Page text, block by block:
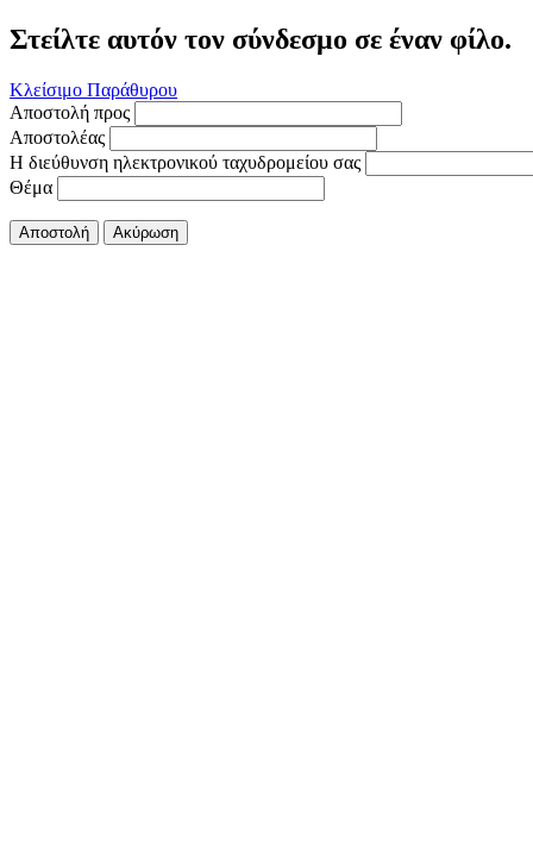
Στείλτε αυτόν τον σύνδεσμο σε έναν φίλο.
Κλείσιμο Παράθυρου
Αποστολή προς
Αποστολέας
Η διεύθυνση ηλεκτρονικού ταχυδρομείου σας
Θέμα
Αποστολή Ακύρωση